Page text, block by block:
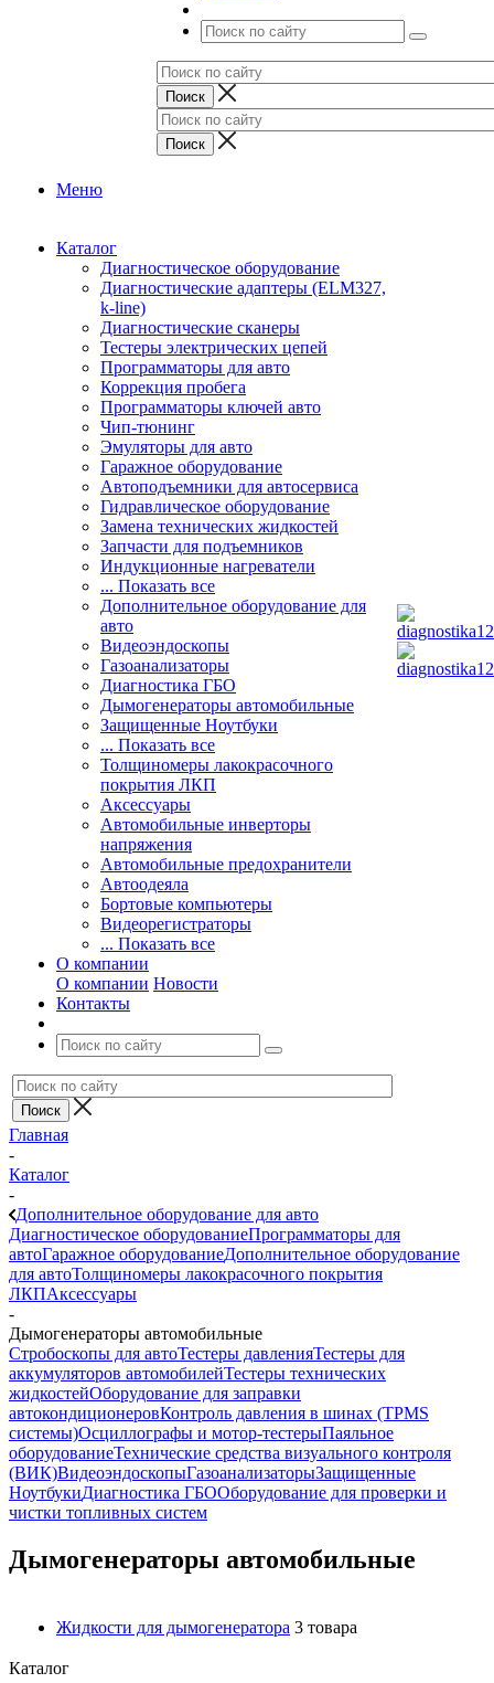
Меню
Каталог
Диагностическое оборудование
Диагностические адаптеры (ELM327,
k-line)
Диагностические сканеры
Тестеры электрических цепей
Программаторы для авто
Коррекция пробега
Программаторы ключей авто
Чип-тюнинг
Эмуляторы для авто
Гаражное оборудование
Автоподъемники для автосервиса
Гидравлическое оборудование
Замена технических жидкостей
Запчасти для подъемников
Индукционные нагреватели
... Показать все
Дополнительное оборудование для
авто
Видеоэндоскопы
Газоанализаторы
Диагностика ГБО
Дымогенераторы автомобильные
Защищенные Ноутбуки
... Показать все
Толщиномеры лакокрасочного
покрытия ЛКП
Аксессуары
Автомобильные инверторы
напряжения
Автомобильные предохранители
Автоодеяла
Бортовые компьютеры
Видеорегистраторы
... Показать все
О компании
О компании Новости
Контакты
Главная
-
Каталог
-
Дополнительное оборудование для авто
Диагностическое оборудованиеПрограмматоры для
автоГаражное оборудованиеДополнительное оборудование
для автоТолщиномеры лакокрасочного покрытия
ЛКПАксессуары
-
Дымогенераторы автомобильные
Стробоскопы для автоТестеры давленияТестеры для
аккумуляторов автомобилейТестеры технических
жидкостейОборудование для заправки
автокондиционеровКонтроль давления в шинах (TPMS
системы)Осциллографы и мотор-тестерыПаяльное
оборудованиеТехнические средства визуального контроля
(ВИК)ВидеоэндоскопыГазоанализаторыЗащищенные
НоутбукиДиагностика ГБООборудование для проверки и
чистки топливных систем
Дымогенераторы автомобильные
Жидкости для дымогенератора 3 товара
Каталог